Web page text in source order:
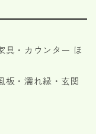
具・カウンター ほ
板・濡れ縁・玄関